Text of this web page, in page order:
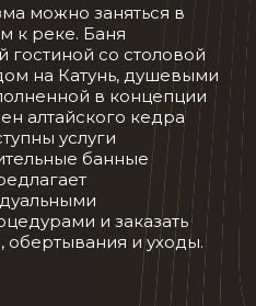
можно заняться в
к реке. Баня
гостиной со столовой
на Катунь, душевыми
в концепции
алтайского кедра
услуги
банные
и заказать
обертывания и уходы.